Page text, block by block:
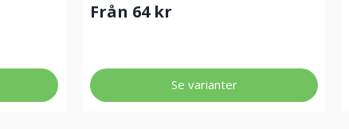
Från 64 kr
Se varianter